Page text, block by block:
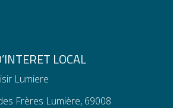
LOCAL
Lumiere
Frères Lumière, 69008